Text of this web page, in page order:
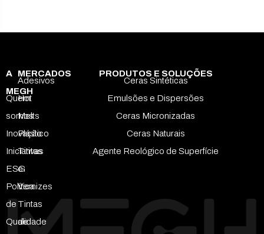
A
MEGH
Quem
somos
Inovação
Iniciativas
ESG
Política
de
Qualidade
MERCADOS
Adesivos
Hot
Melts
Plástico
Tintas
e
Vernizes
Tintas
de
PRODUTOS E SOLUÇÕES
Ceras Sintéticas
Emulsões e Dispersões
Ceras Micronizadas
Ceras Naturais
Agente Reológico de Superfície